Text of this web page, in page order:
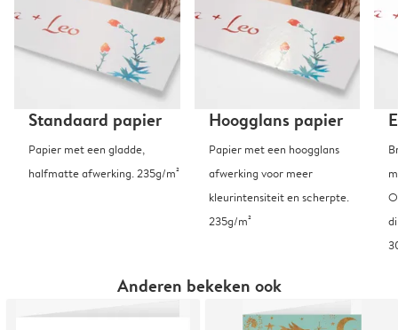
Standaard papier
Papier met een gladde,
halfmatte afwerking. 235g/m²
Hoogglans papier
Papier met een hoogglans
afwerking voor meer
kleurintensiteit en scherpte.
235g/m²
Anderen bekeken ook